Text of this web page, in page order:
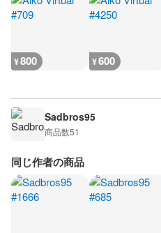
¥800 ¥600
Sadbros95
商品数51
同じ作者の商品